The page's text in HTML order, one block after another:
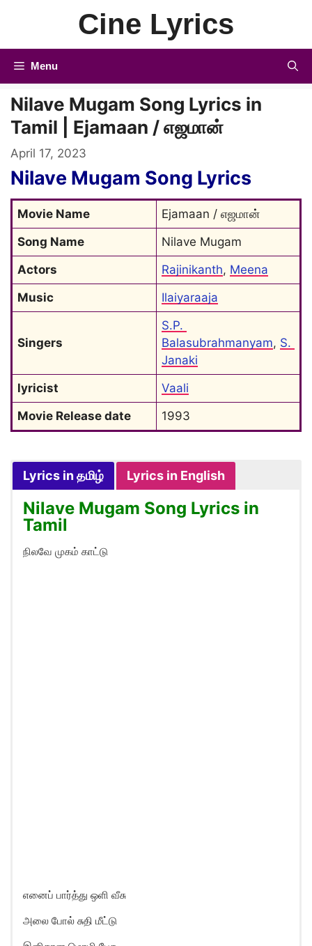
Cine Lyrics
Menu
Nilave Mugam Song Lyrics in
Tamil | Ejamaan / எஜமான்
April 17, 2023
Nilave Mugam Song Lyrics
Movie Name
Ejamaan / எஜமான்
Song Name
Nilave Mugam
Actors
Rajinikanth, Meena
Music
Ilaiyaraaja
Singers
S.P.
Balasubrahmanyam, S.
Janaki
lyricist
Vaali
Movie Release date
1993
Lyrics in தமிழ் Lyrics in English
Nilave Mugam Song Lyrics in
Tamil
நிலவே முகம் காட்டு
எனைப் பார்த்து ஒளி வீசு
அலை போல் சுதி மீட்டு